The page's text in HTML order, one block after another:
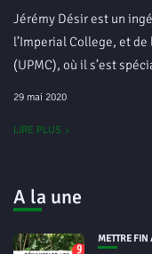
Jérémy Désir est un
l’Imperial College, et
(UPMC), où il s’est
29 mai 2020
LIRE PLUS
A la une
METTRE FIN